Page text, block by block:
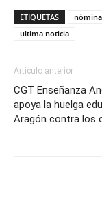
ETIQUETAS
ultima noticia
Artículo anterior
CGT Enseñanza
apoya la huelga
Aragón contra los